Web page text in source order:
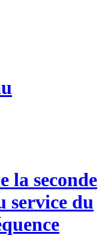
la seconde
service du